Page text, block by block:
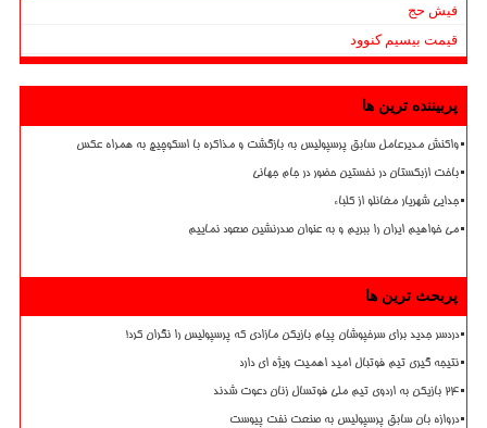
فیش حج
قیمت بیسیم کنوود
پربیننده ترین ها
واکنش مدیرعامل سابق پرسپولیس به بازگشت و مذاکره با اسکوچیچ به همراه عکس
باخت ازبکستان در نخستین حضور در جام جهانی
جدایی شهریار مغانلو از کلباء
می خواهیم ایران را ببریم و به عنوان صدرنشین صعود نماییم
پربحث ترین ها
دردسر جدید برای سرخپوشان پیام بازیکن مازادی که پرسپولیس را نگران کرد!
نتیجه گیری تیم فوتبال امید اهمیت ویژه ای دارد
۲۴ بازیکن به اردوی تیم ملی فوتسال زنان دعوت شدند
دروازه بان سابق پرسپولیس به صنعت نفت پیوست